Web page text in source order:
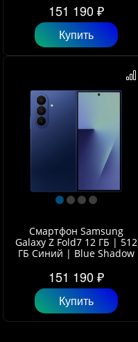
151 190 ₽
Купить
Смартфон Samsung
Galaxy Z Fold7 12 ГБ | 512
ГБ Синий | Blue Shadow
151 190 ₽
Купить